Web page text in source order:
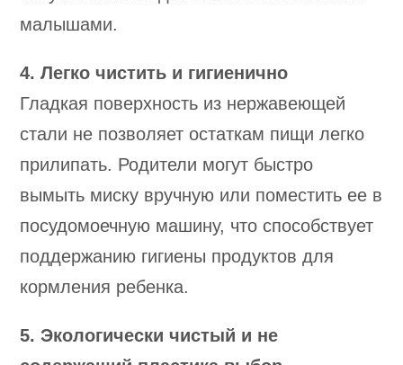
малышами.
4. Легко чистить и гигиенично
Гладкая поверхность из нержавеющей
стали не позволяет остаткам пищи легко
прилипать. Родители могут быстро
вымыть миску вручную или поместить ее в
посудомоечную машину, что способствует
поддержанию гигиены продуктов для
кормления ребенка.
5. Экологически чистый и не